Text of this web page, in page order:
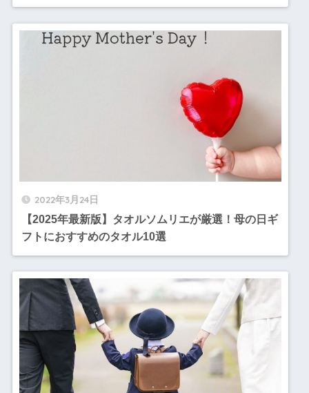
2022年3月24日
【2025年最新版】タオルソムリエが厳選！母の日ギ
フトにおすすめのタオル10選